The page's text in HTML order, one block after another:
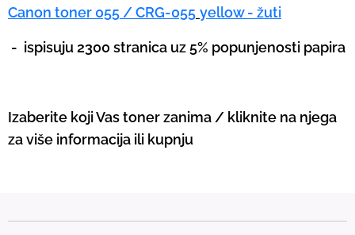
Canon toner 055 / CRG-055 yellow - žuti
- ispisuju 2300 stranica uz 5% popunjenosti papira
Izaberite koji Vas toner zanima / kliknite na njega
za više informacija ili kupnju